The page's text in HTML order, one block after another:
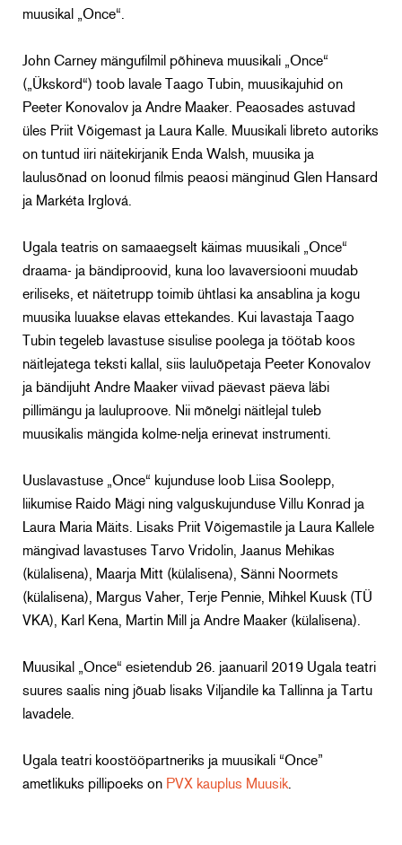
muusikal „Once“.
John Carney mängufilmil põhineva muusikali „Once“
(„Ükskord“) toob lavale Taago Tubin, muusikajuhid on
Peeter Konovalov ja Andre Maaker. Peaosades astuvad
üles Priit Võigemast ja Laura Kalle. Muusikali libreto autoriks
on tuntud iiri näitekirjanik Enda Walsh, muusika ja
laulusõnad on loonud filmis peaosi mänginud Glen Hansard
ja Markéta Irglová.
Ugala teatris on samaaegselt käimas muusikali „Once“
draama- ja bändiproovid, kuna loo lavaversiooni muudab
eriliseks, et näitetrupp toimib ühtlasi ka ansablina ja kogu
muusika luuakse elavas ettekandes. Kui lavastaja Taago
Tubin tegeleb lavastuse sisulise poolega ja töötab koos
näitlejatega teksti kallal, siis lauluõpetaja Peeter Konovalov
ja bändijuht Andre Maaker viivad päevast päeva läbi
pillimängu ja lauluproove. Nii mõnelgi näitlejal tuleb
muusikalis mängida kolme-nelja erinevat instrumenti.
Uuslavastuse „Once“ kujunduse loob Liisa Soolepp,
liikumise Raido Mägi ning valguskujunduse Villu Konrad ja
Laura Maria Mäits. Lisaks Priit Võigemastile ja Laura Kallele
mängivad lavastuses Tarvo Vridolin, Jaanus Mehikas
(külalisena), Maarja Mitt (külalisena), Sänni Noormets
(külalisena), Margus Vaher, Terje Pennie, Mihkel Kuusk (TÜ
VKA), Karl Kena, Martin Mill ja Andre Maaker (külalisena).
Muusikal „Once“ esietendub 26. jaanuaril 2019 Ugala teatri
suures saalis ning jõuab lisaks Viljandile ka Tallinna ja Tartu
lavadele.
Ugala teatri koostööpartneriks ja muusikali “Once”
ametlikuks pillipoeks on PVX kauplus Muusik